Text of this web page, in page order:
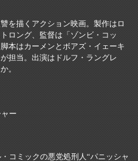
を描くアクション映画。製作はロ
ロング、監督は「ゾンビ・コッ
本はカーメンとボアズ・イェーキ
担当。出演はドルフ・ラングレ
。
ー
コミックの悪党処刑人“パニッシャ